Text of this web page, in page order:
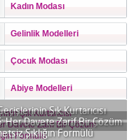
Kadın Modası
Gelinlik Modelleri
Çocuk Modası
Abiye Modelleri
Şık Kurtarıcısı
Davete Zarif Bir Çözüm
Şıklığın Formülü